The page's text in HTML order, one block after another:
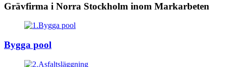
Grävfirma i Norra Stockholm inom Markarbeten
Bygga pool